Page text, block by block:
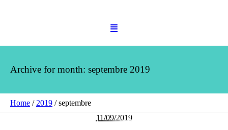
Archive for month: septembre 2019
Home / 2019 /septembre
11/09/2019